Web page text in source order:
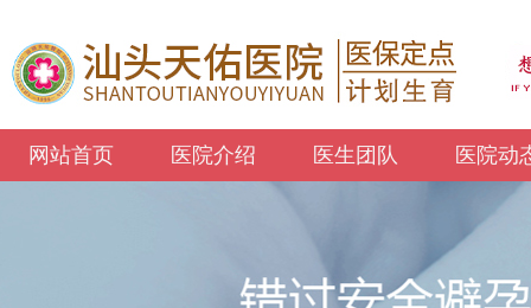
网站首页 医院介绍 医生团队 医院动